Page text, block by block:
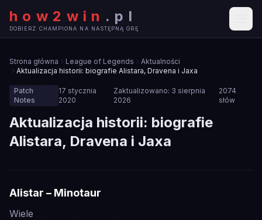
how2win . pl
DOBIERZ CHAMPIONA NA NASTĘPNĄ GRĘ
Strona główna League of Legends
Aktualności
Aktualizacja historii: biografie Alistara, Dravena i Jaxa
Patch
Notes
17 stycznia
2020
Zaktualizowano: 3 sierpnia
2026
2074
słów
Aktualizacja historii: biografie
Alistara, Dravena i Jaxa
🔧
Alistar – Minotaur
Wiele